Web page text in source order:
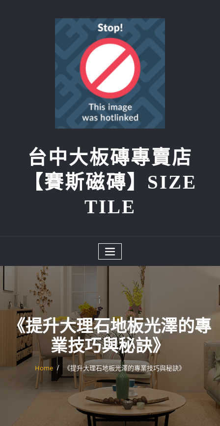
台中大板磚專賣店
【賽斯磁磚】SIZE
TILE
《提升大理石地板光澤的專
業技巧與秘訣》
Home 《提升大理石地板光澤的專業技巧與秘訣》